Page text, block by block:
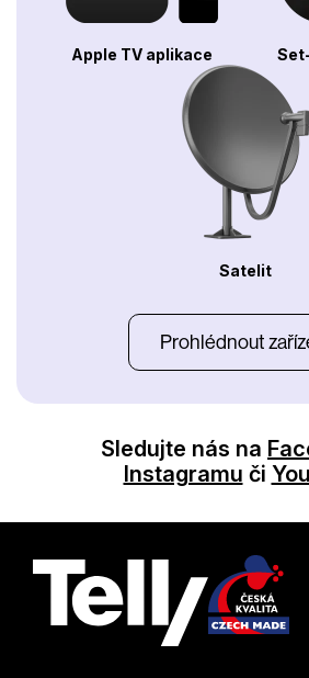
Apple TV aplikace
Satelit
Prohlédnout
Sledujte nás na
Instagramu či